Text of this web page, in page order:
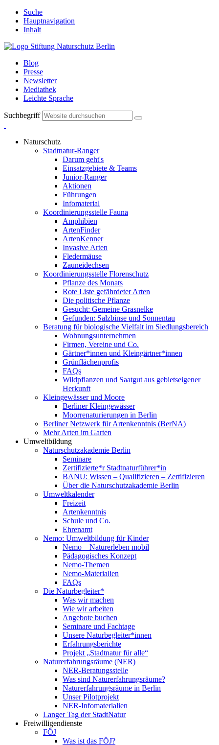
Suche
Hauptnavigation
Inhalt
Blog
Presse
Newsletter
Mediathek
Leichte Sprache
Suchbegriff
Naturschutz
Stadtnatur-Ranger
Darum geht's
Einsatzgebiete & Teams
Junior-Ranger
Aktionen
Führungen
Infomaterial
Koordinierungsstelle Fauna
Amphibien
ArtenFinder
ArtenKenner
Invasive Arten
Fledermäuse
Zauneidechsen
Koordinierungsstelle Florenschutz
Pflanze des Monats
Rote Liste gefährdeter Arten
Die politische Pflanze
Gesucht: Gemeine Grasnelke
Gefunden: Salzbinse und Sonnentau
Beratung für biologische Vielfalt im Siedlungsbereich
Wohnungsunternehmen
Firmen, Vereine und Co.
Gärtner*innen und Kleingärtner*innen
Grünflächenprofis
FAQs
Wildpflanzen und Saatgut aus gebietseigener
Herkunft
Kleingewässer und Moore
Berliner Kleingewässer
Moorrenaturierungen in Berlin
Berliner Netzwerk für Artenkenntnis (BerNA)
Mehr Arten im Garten
Umweltbildung
Naturschutzakademie Berlin
Seminare
Zertifizierte*r Stadtnaturführer*in
BANU: Wissen – Qualifizieren – Zertifizieren
Über die Naturschutzakademie Berlin
Umweltkalender
Freizeit
Artenkenntnis
Schule und Co.
Ehrenamt
Nemo: Umweltbildung für Kinder
Nemo – Naturerleben mobil
Pädagogisches Konzept
Nemo-Themen
Nemo-Materialien
FAQs
Die Naturbegleiter*
Was wir machen
Wie wir arbeiten
Angebote buchen
Seminare und Fachtage
Unsere Naturbegleiter*innen
Erfahrungsberichte
Projekt „Stadtnatur für alle“
Naturerfahrungsräume (NER)
NER-Beratungsstelle
Was sind Naturerfahrungsräume?
Naturerfahrungsräume in Berlin
Unser Pilotprojekt
NER-Infomaterialien
Langer Tag der StadtNatur
Freiwilligendienste
FÖJ
Was ist das FÖJ?